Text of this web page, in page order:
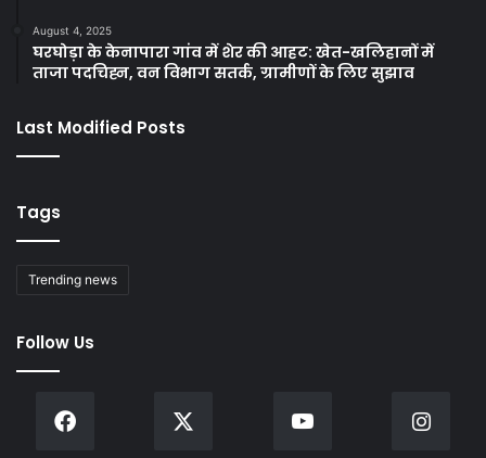
August 4, 2025
घरघोड़ा के केनापारा गांव में शेर की आहट: खेत-खलिहानों में
ताजा पदचिह्न, वन विभाग सतर्क, ग्रामीणों के लिए सुझाव
Last Modified Posts
Tags
Trending news
Follow Us